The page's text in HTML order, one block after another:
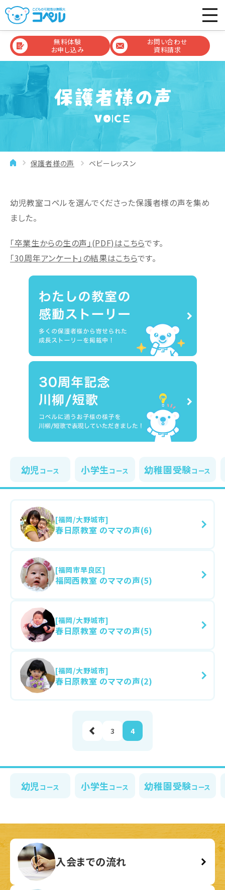
無料体験
お申し込み
お問い合わせ
資料請求
VOICE
保護者様の声 ベビーレッスン
幼児教室コペルを選んでくださった保護者様の声を集め
ました。
「卒業生からの生の声」(PDF)はこちらです。
「30周年アンケート」の結果はこちらです。
幼児コース 小学生コース 幼稚園受験コース
[福岡/大野城市]
春日原教室 のママの声(6)
[福岡市早良区]
福岡西教室 のママの声(5)
[福岡/大野城市]
春日原教室 のママの声(5)
[福岡/大野城市]
春日原教室 のママの声(2)
前へ 3 4
幼児コース 小学生コース 幼稚園受験コース
入会までの流れ